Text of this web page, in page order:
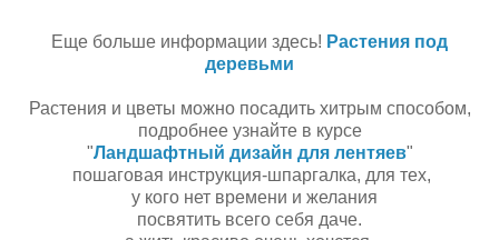
Еще больше информации здесь! Растения под
деревьми
Растения и цветы можно посадить хитрым способом,
подробнее узнайте в курсе
"Ландшафтный дизайн для лентяев"
пошаговая инструкция-шпаргалка, для тех,
у кого нет времени и желания
посвятить всего себя даче.